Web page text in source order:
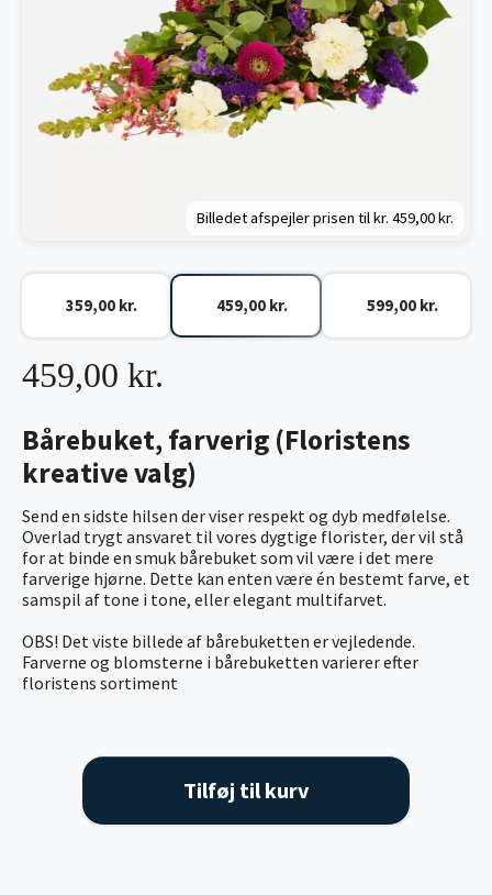
Billedet afspejler prisen til kr. 459,00 kr.
Bårebuket, farverig (Floristens
kreative valg)
Send en sidste hilsen der viser respekt og dyb medfølelse.
Overlad trygt ansvaret til vores dygtige florister, der vil stå
for at binde en smuk bårebuket som vil være i det mere
farverige hjørne. Dette kan enten være én bestemt farve, et
samspil af tone i tone, eller elegant multifarvet.
OBS! Det viste billede af bårebuketten er vejledende.
Farverne og blomsterne i bårebuketten varierer efter
floristens sortiment
459,00 kr.
359,00 kr. 459,00 kr. 599,00 kr.
Tilføj til kurv